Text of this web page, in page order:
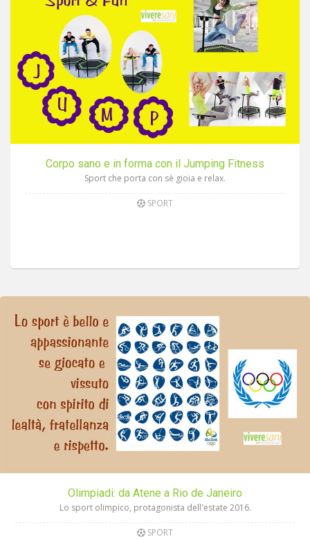
Corpo sano e in forma con il Jumping Fitness
Sport che porta con sè gioia e relax.
SPORT
Olimpiadi: da Atene a Rio de Janeiro
Lo sport olimpico, protagonista dell'estate 2016.
SPORT